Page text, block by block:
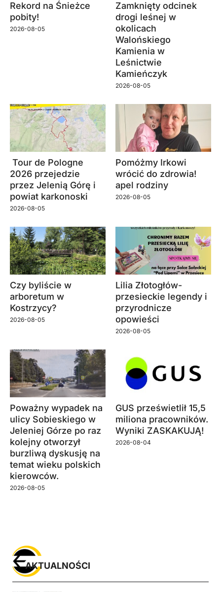
Rekord na Śnieżce
pobity!
2026-08-05
Zamknięty odcinek
drogi leśnej w
okolicach
Walońskiego
Kamienia w
Leśnictwie
Kamieńczyk
2026-08-05
Tour de Pologne
2026 przejedzie
przez Jelenią Górę i
powiat karkonoski
2026-08-05
Pomóżmy Irkowi
wrócić do zdrowia!
apel rodziny
2026-08-05
Czy byliście w
arboretum w
Kostrzycy?
2026-08-05
Lilia Złotogłów-
przesieckie legendy i
przyrodnicze
opowieści
2026-08-05
Poważny wypadek na
ulicy Sobieskiego w
Jeleniej Górze po raz
kolejny otworzył
burzliwą dyskusję na
temat wieku polskich
kierowców.
2026-08-05
GUS prześwietlił 15,5
miliona pracowników.
Wyniki ZASKAKUJĄ!
2026-08-04
AKTUALNOŚCI